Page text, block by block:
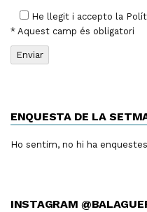
He llegit i accepto la
* Aquest camp és obligatori
ENQUESTA DE LA
Ho sentim, no hi ha
INSTAGRAM